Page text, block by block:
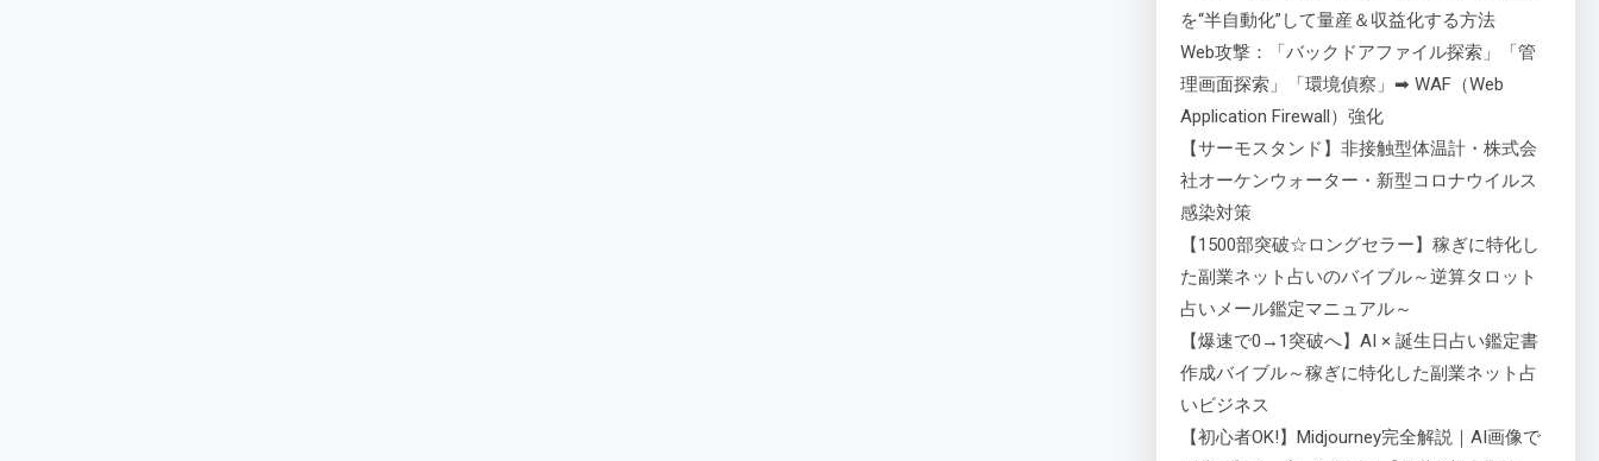
を“半自動化”して量産＆収益化する方法
Web攻撃：「バックドアファイル探索」「管
理画面探索」「環境偵察」➡ WAF（Web
Application Firewall）強化
【サーモスタンド】非接触型体温計・株式会
社オーケンウォーター・新型コロナウイルス
感染対策
【1500部突破☆ロングセラー】稼ぎに特化し
た副業ネット占いのバイブル～逆算タロット
占いメール鑑定マニュアル～
【爆速で0→1突破へ】AI × 誕生日占い鑑定書
作成バイブル～稼ぎに特化した副業ネット占
いビジネス
【初心者OK!】Midjourney完全解説｜AI画像で